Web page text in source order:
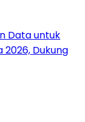
Data untuk
2026, Dukung